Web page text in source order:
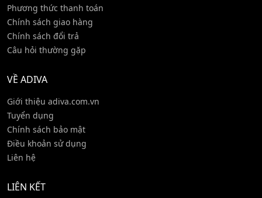
Phương thức thanh toán
Chính sách giao hàng
Chính sách đổi trả
Câu hỏi thường gặp
VỀ ADIVA
Giới thiệu adiva.com.vn
Tuyển dụng
Chính sách bảo mật
Điều khoản sử dụng
Liên hệ
LIÊN KẾT